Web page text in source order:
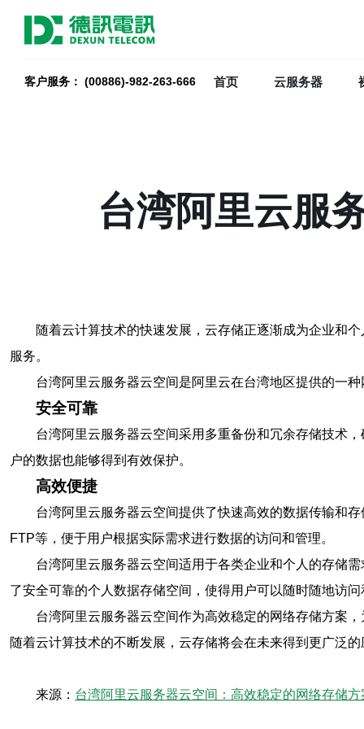
客户服务： (00886)-982-263-666 首页 云服务器
台湾阿里云服
随着云计算技术的快速发展，云存储正逐渐成为企业和
服务。
台湾阿里云服务器云空间是阿里云在台湾地区提供的一
安全可靠
台湾阿里云服务器云空间采用多重备份和冗余存储技术
户的数据也能够得到有效保护。
高效便捷
台湾阿里云服务器云空间提供了快速高效的数据传输和
FTP等，便于用户根据实际需求进行数据的访问和管理。
台湾阿里云服务器云空间适用于各类企业和个人的存储
了安全可靠的个人数据存储空间，使得用户可以随时随地访
台湾阿里云服务器云空间作为高效稳定的网络存储方案
随着云计算技术的不断发展，云存储将会在未来得到更广泛的
来源： 台湾阿里云服务器云空间：高效稳定的网络存储方